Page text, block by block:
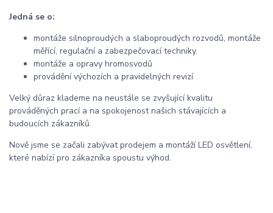
Jedná se o:
montáže silnoproudých a slaboproudých rozvodů, montáže
měřící, regulační a zabezpečovací techniky.
montáže a opravy hromosvodů
provádění výchozích a pravidelných revizí
Velký důraz klademe na neustále se zvyšující kvalitu
prováděných prací a na spokojenost našich stávajících a
budoucích zákazníků.
Nově jsme se začali zabývat prodejem a montáží LED osvětlení,
které nabízí pro zákazníka spoustu výhod.